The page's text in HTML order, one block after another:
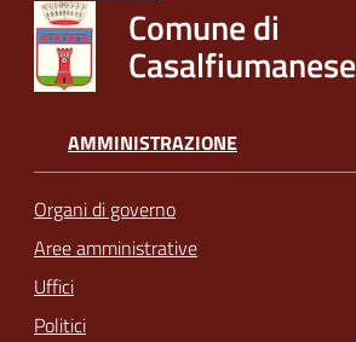
Comune di
Casalfiumanese
AMMINISTRAZIONE
Organi di governo
Aree amministrative
Uffici
Politici